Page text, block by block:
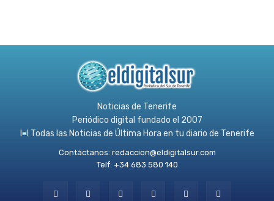
Noticias de Tenerife
Periódico digital fundado el 2007
l≡l Todas las Noticias de Última Hora en tu diario de Tenerife
Contáctanos: redaccion@eldigitalsur.com
Telf: +34 683 580 140